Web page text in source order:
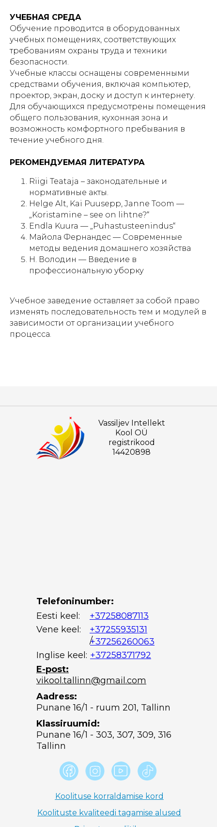
УЧЕБНАЯ СРЕДА
Обучение проводится в оборудованных
учебных помещениях, соответствующих
требованиям охраны труда и техники
безопасности.
Учебные классы оснащены современными
средствами обучения, включая компьютер,
проектор, экран, доску и доступ к интернету.
Для обучающихся предусмотрены помещения
общего пользования, кухонная зона и
возможность комфортного пребывания в
течение учебного дня.
РЕКОМЕНДУЕМАЯ ЛИТЕРАТУРА
Riigi Teataja – законодательные и
нормативные акты.
Helge Alt, Kai Puusepp, Janne Toom —
„Koristamine – see on lihtne?“
Endla Kuura — „Puhastusteenindus“
Майола Фернандес — Современные
методы ведения домашнего хозяйства
Н. Володин — Введение в
профессиональную уборку
Учебное заведение оставляет за собой право
изменять последовательность тем и модулей в
зависимости от организации учебного
процесса.
Vassiljev Intellekt
Kool OÜ
registrikood
14420898
Inglise keel: +37258371792
Vene keel:
+37255935131
/+37256260063
Eesti keel: +37258087113
Telefoninumber:
Klassiruumid:
Punane 16/1 - 303, 307, 309, 316
Tallinn
Aadress:
Punane 16/1 - ruum 201, Tallinn
E-post:
vikool.tallinn@gmail.com
Koolituse korraldamise kord
Koolituste kvaliteedi tagamise alused